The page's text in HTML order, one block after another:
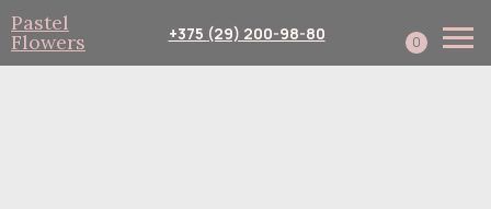
0
+375 (29) 200-98-80
Pastel
Flowers